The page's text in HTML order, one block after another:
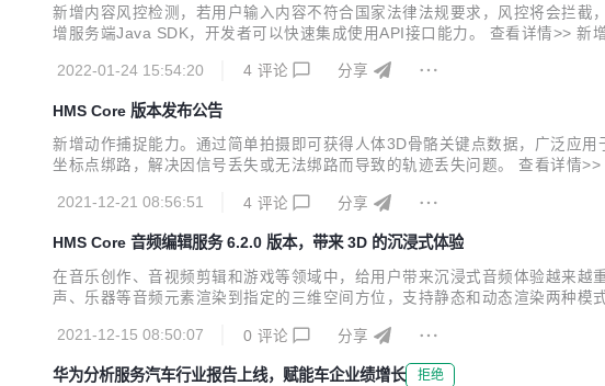
新增内容风控检测，若用户输入内容不符合国家法律法规要求，风控将会拦
增服务端Java SDK，开发者可以快速集成使用API接口能力。 查看详情>>
求自定义使用界面。 查看详情>> 提供将拍摄图...
2022-01-24 15:54:20 4 评论 分享
HMS Core 版本发布公告
新增动作捕捉能力。通过简单拍摄即可获得人体3D骨骼关键点数据，广泛应
坐标点绑路，解决因信号丢失或无法绑路而导致的轨迹丢失问题。 查看详情
色列、摩洛哥、梵蒂冈4个国家/地区。 查...
2021-12-21 08:56:51 4 评论 分享
HMS Core 音频编辑服务 6.2.0 版本，带来 3D 的沉浸式体验
在音乐创作、音视频剪辑和游戏等领域中，给用户带来沉浸式音频体验越来
声、乐器等音频元素渲染到指定的三维空间方位，支持静态和动态渲染两种
{ repo...
2021-12-15 08:50:07 0 评论 分享
华为分析服务汽车行业报告上线，赋能车企业绩增长 拒绝